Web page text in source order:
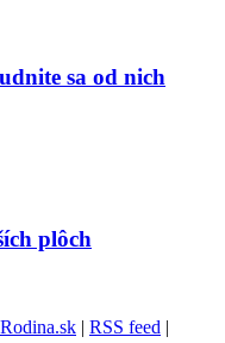
sa od nich
plôch
| RSS feed |